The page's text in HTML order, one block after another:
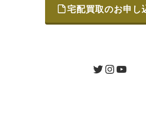
ご発送
宅配買取のお申し
ツイッターインスタグラムユーチューブ